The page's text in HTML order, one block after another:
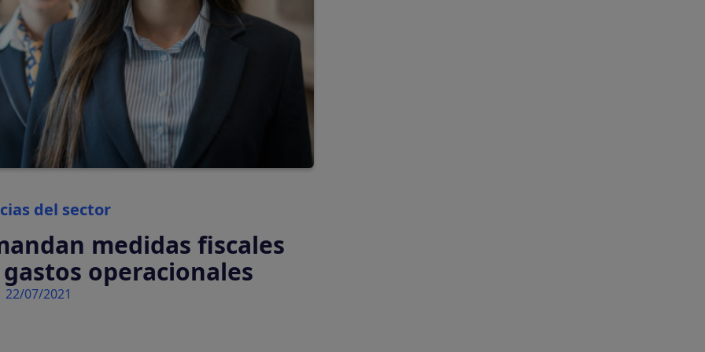
automáticamente
Tasas turísticas
Calcula y cobra tasas
turísticas
automáticamente
Categories
del sector
medidas fiscales
operacionales
22/07/2021